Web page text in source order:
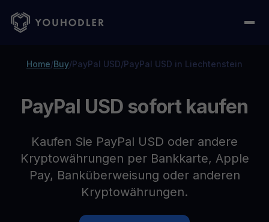
Home/Buy/PayPal USD/PayPal USD in Liechtenstein
PayPal USD sofort kaufen
Kaufen Sie PayPal USD oder andere
Kryptowährungen per Bankkarte, Apple
Pay, Banküberweisung oder anderen
Kryptowährungen.